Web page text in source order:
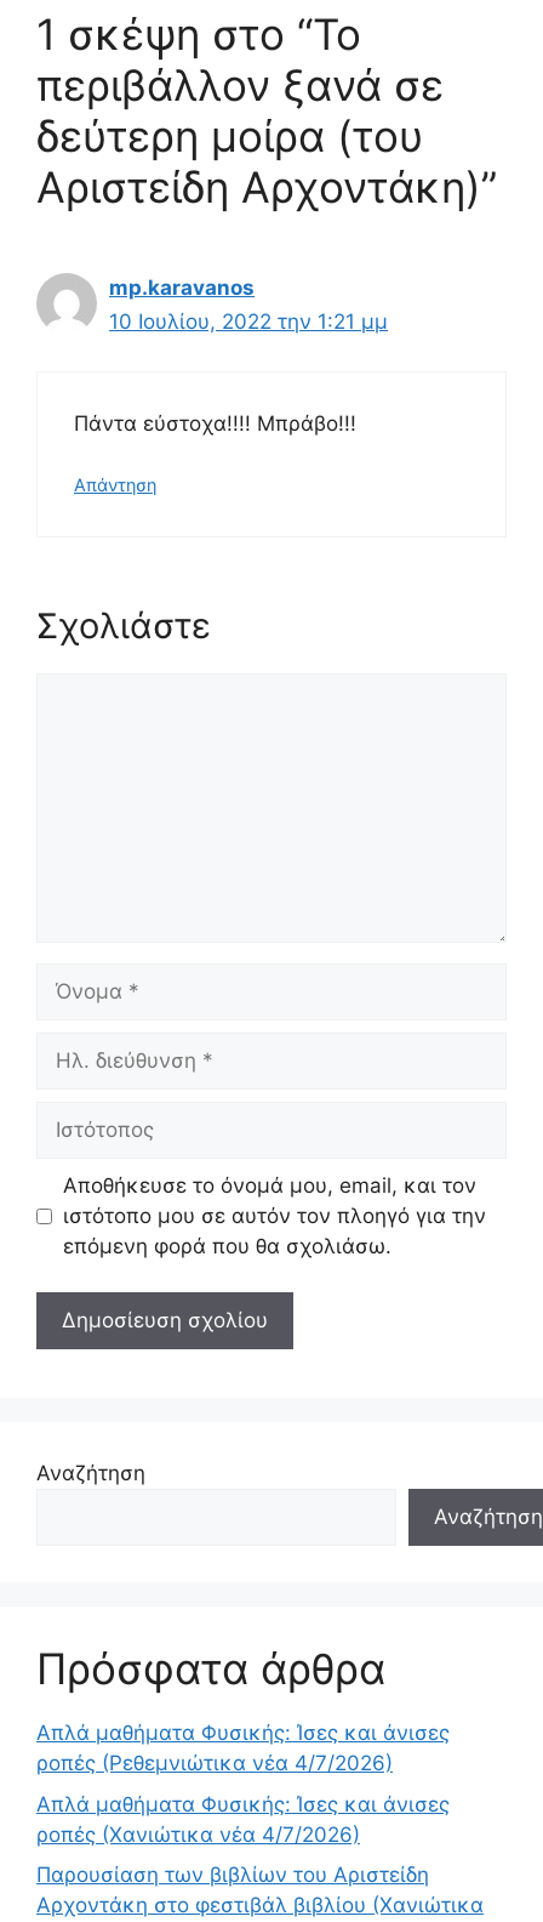
1 σκέψη στο “Το
περιβάλλον ξανά σε
δεύτερη μοίρα (του
Αριστείδη Αρχοντάκη)”
mp.karavanos
10 Ιουλίου, 2022 την 1:21 μμ
Πάντα εύστοχα!!!! Μπράβο!!!
Απάντηση
Σχολιάστε
διεύθυνση
Αποθήκευσε το όνομά μου, email, και τον
ιστότοπο μου σε αυτόν τον πλοηγό για την
επόμενη φορά που θα σχολιάσω.
Αναζήτηση
Αναζήτηση
Πρόσφατα άρθρα
Απλά μαθήματα Φυσικής: Ίσες και άνισες
ροπές (Ρεθεμνιώτικα νέα 4/7/2026)
Απλά μαθήματα Φυσικής: Ίσες και άνισες
ροπές (Χανιώτικα νέα 4/7/2026)
Παρουσίαση των βιβλίων του Αριστείδη
Αρχοντάκη στο φεστιβάλ βιβλίου (Χανιώτικα